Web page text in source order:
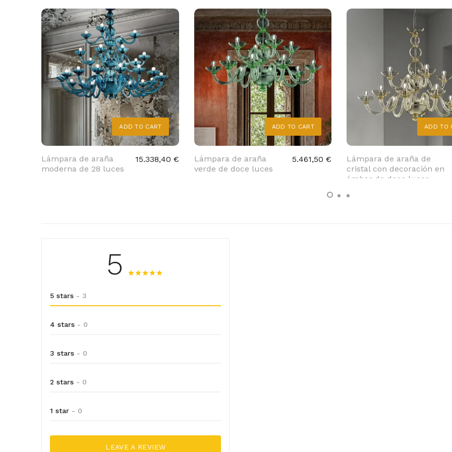
ADD TO CART
Lámpara de araña
moderna de 28 luces
15.338,40 €
ADD TO CART
Lámpara de araña
verde de doce luces
5.461,50 €
ADD TO
Lámpara de araña de
cristal con decoración en
ámbar de doce luces.
5
5 stars - 3
4 stars - 0
3 stars - 0
2 stars - 0
1 star - 0
LEAVE A REVIEW